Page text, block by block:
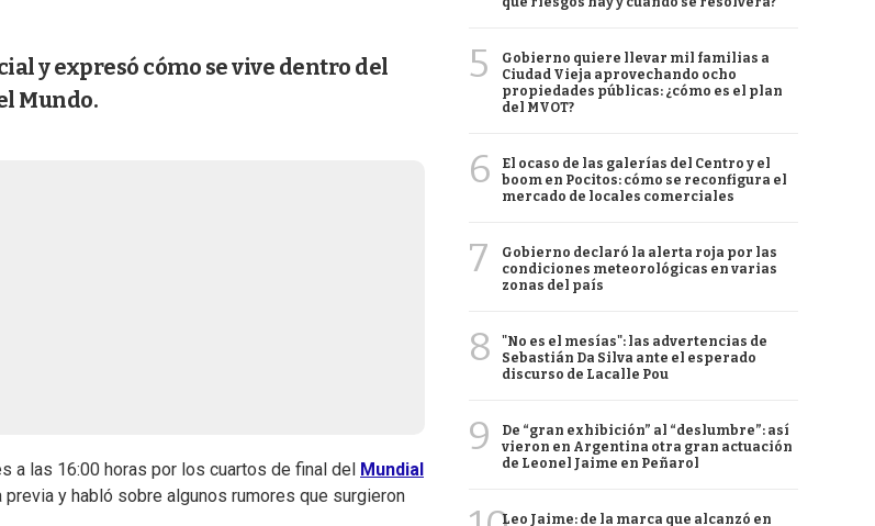
y expresó cómo se vive dentro del
Mundo.
a las 16:00 horas por los cuartos de final del
Mundial
previa y habló sobre algunos rumores que surgieron
5
Gobierno quiere llevar mil familias a
Ciudad Vieja aprovechando ocho
propiedades públicas: ¿cómo es el plan
del MVOT?
6
El ocaso de las galerías del Centro y el
boom en Pocitos: cómo se reconfigura el
mercado de locales comerciales
7
Gobierno declaró la alerta roja por las
condiciones meteorológicas en varias
zonas del país
8
"No es el mesías": las advertencias de
Sebastián Da Silva ante el esperado
discurso de Lacalle Pou
9
De “gran exhibición” al “deslumbre”: así
vieron en Argentina otra gran actuación
de Leonel Jaime en Peñarol
Leo Jaime: de la marca que alcanzó en